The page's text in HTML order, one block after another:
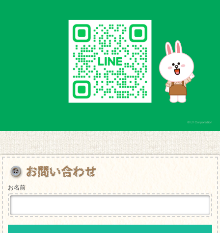
お名前